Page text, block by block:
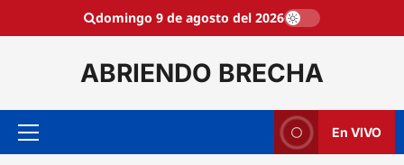
domingo 9 de agosto del 2026
ABRIENDO BRECHA
Menú
En VIVO